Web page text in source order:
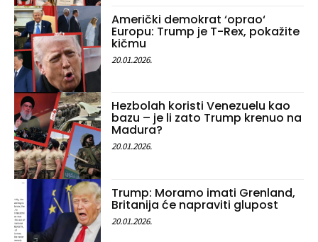
Američki demokrat ‘oprao‘
Europu: Trump je T-Rex, pokažite
kičmu
20.01.2026.
Hezbolah koristi Venezuelu kao
bazu – je li zato Trump krenuo na
Madura?
20.01.2026.
Trump: Moramo imati Grenland,
Britanija će napraviti glupost
20.01.2026.